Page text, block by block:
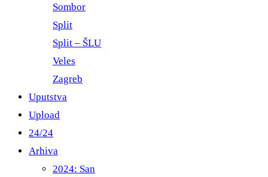
Sombor
Split
Split – ŠLU
Veles
Zagreb
Uputstva
Upload
24/24
Arhiva
2024: San